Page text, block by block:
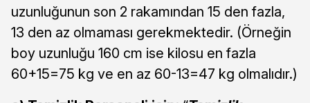
uzunluğunun son 2 rakamından 15 den fazla,
13 den az olmaması gerekmektedir. (Örneğin
boy uzunluğu 160 cm ise kilosu en fazla
60+15=75 kg ve en az 60-13=47 kg olmalıdır.)